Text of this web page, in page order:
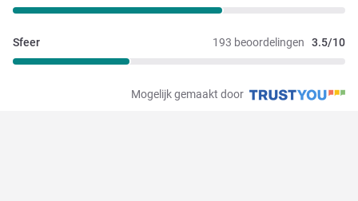
193 beoordelingen 3.5/10
Sfeer
Mogelijk gemaakt door